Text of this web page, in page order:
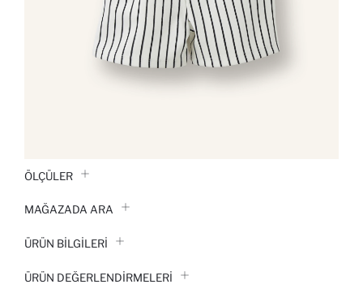
ÖLÇÜLER
MAĞAZADA ARA
ÜRÜN BILGILERI
ÜRÜN DEĞERLENDİRMELERİ